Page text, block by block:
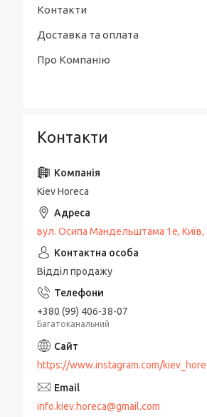
Контакти
Доставка та оплата
Про Компанію
Контакти
Kiev Horeca
вул. Осипа Мандельштама 1е, Київ,
Відділ продажу
+380 (99) 406-38-07
Багатоканальний
https://www.instagram.com/
info.kiev.horeca@gmail.com